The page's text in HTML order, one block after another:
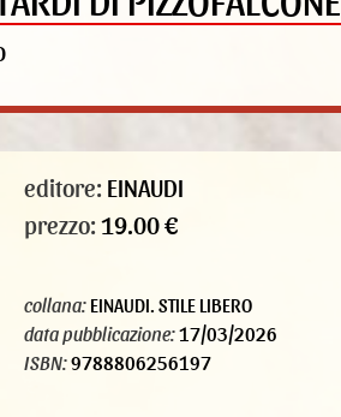
editore: EINAUDI
prezzo: 19.00 €
collana: EINAUDI. STILE LIBERO
data pubblicazione:17/03/2026
ISBN:9788806256197